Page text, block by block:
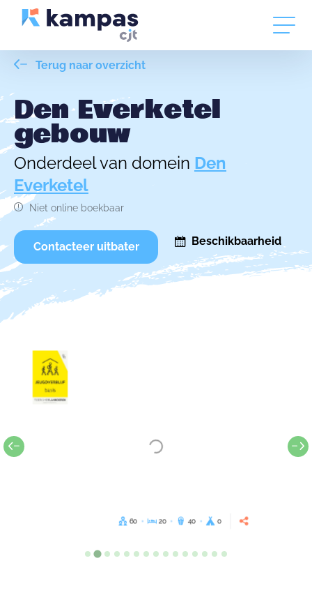
Terug naar overzicht
Den Everketel
gebouw
Onderdeel van domein Den
Everketel
Niet online boekbaar
Contacteer uitbater Beschikbaarheid
60 20 40 0